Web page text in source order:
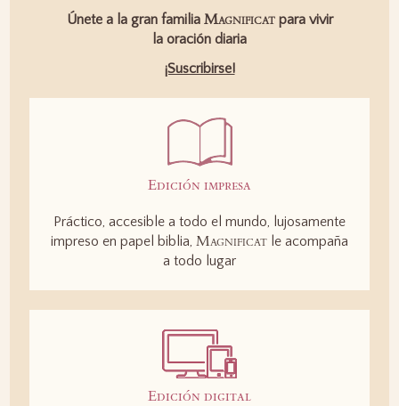
Únete a la gran familia Magnificatpara vivir
la oración diaria
¡Suscribirse!
Edición impresa
Práctico, accesible a todo el mundo, lujosamente
impreso en papel biblia, Magnificat le acompaña
a todo lugar
Edición digital